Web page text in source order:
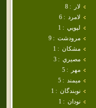
لار :
8
لامرد :
6
لپويي :
1
مرودشت :
9
مشكان :
1
مصيري :
3
مهر :
5
ميمند :
5
نوبندگان :
1
نودان :
1